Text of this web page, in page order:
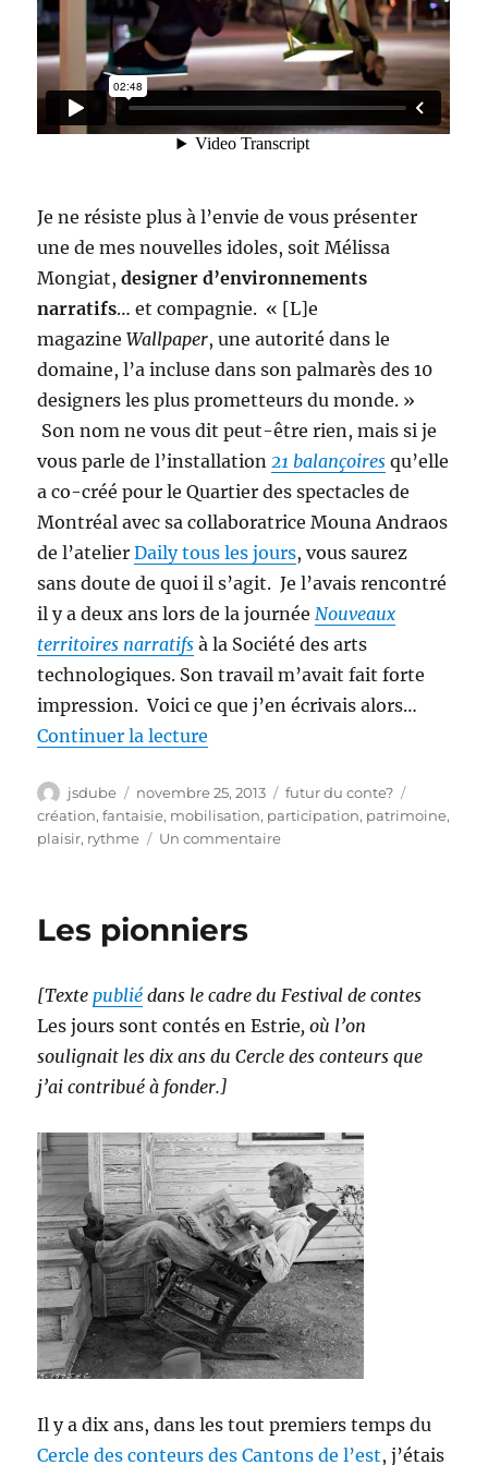
Je ne résiste plus à l’envie de vous présenter
une de mes nouvelles idoles, soit Mélissa
Mongiat,designer d’environnements
narratifs… et compagnie. « [L]e
magazineWallpaper, une autorité dans le
domaine, l’a incluse dans son palmarès des 10
designers les plus prometteurs du monde. »
Son nom ne vous dit peut-être rien, mais si je
vous parle de l’installation 21 balançoires qu’elle
a co-créé pour le Quartier des spectacles de
Montréal avec sa collaboratrice Mouna Andraos
de l’atelierDaily tous les jours, vous saurez
sans doute de quoi il s’agit. Je l’avais rencontré
il y a deux ans lors de la journée Nouveaux
territoires narratifs à la Société des arts
technologiques. Son travail m’avait fait forte
impression. Voici ce que j’en écrivais alors…
Continuer la lecture
Auteur
jsdube
Publié
le
novembre 25, 2013 Catégories
futur du conte?
création,fantaisie, mobilisation, participation, patrimoine,
plaisir, rythme Un commentairesur
lieux
racontent
Les pionniers
[Texte publié dans le cadre du Festival de contes
Les jours sont contés en Estrie, où l’on
soulignait les dix ans du Cercle des conteurs que
j’ai contribué à fonder.]
Il y a dix ans, dans les tout premiers temps du
Cercle des conteurs des Cantons de l’est, j’étais